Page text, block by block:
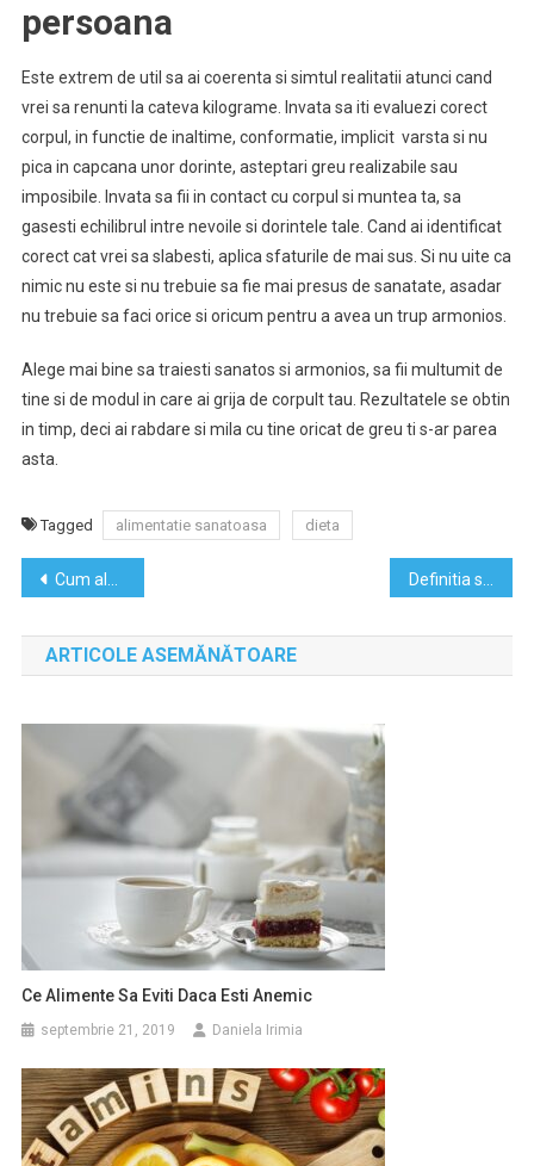
persoana
Este extrem de util sa ai coerenta si simtul realitatii atunci cand
vrei sa renunti la cateva kilograme. Invata sa iti evaluezi corect
corpul, in functie de inaltime, conformatie, implicit varsta si nu
pica in capcana unor dorinte, asteptari greu realizabile sau
imposibile. Invata sa fii in contact cu corpul si muntea ta, sa
gasesti echilibrul intre nevoile si dorintele tale. Cand ai identificat
corect cat vrei sa slabesti, aplica sfaturile de mai sus. Si nu uite ca
nimic nu este si nu trebuie sa fie mai presus de sanatate, asadar
nu trebuie sa faci orice si oricum pentru a avea un trup armonios.
Alege mai bine sa traiesti sanatos si armonios, sa fii multumit de
tine si de modul in care ai grija de corpult tau. Rezultatele se obtin
in timp, deci ai rabdare si mila cu tine oricat de greu ti s-ar parea
asta.
Tagged alimentatie sanatoasa dieta
Navigare
în
articole
Cum alegi o agenție SEO pentru afacerea? Definitia succesului sau de unde iti începi calea spre fericire
ARTICOLE ASEMĂNĂTOARE
Ce Alimente Sa Eviti Daca Esti Anemic
septembrie 21, 2019 Daniela Irimia